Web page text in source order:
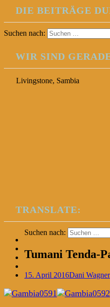
DIE BEITRÄGE
Suchen nach:
WIR SIND
Livingstone, Sambia
TRANSLATE:
Suchen nach:
Tumani Tenda-
15. April 2016Dani Wagner